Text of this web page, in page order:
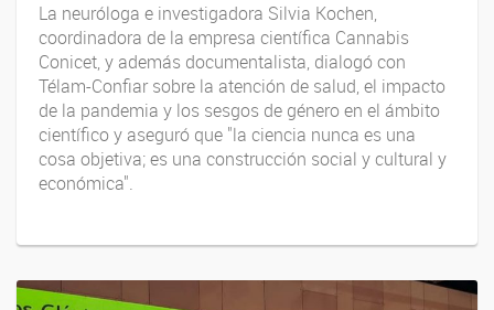
La neuróloga e investigadora Silvia Kochen,
coordinadora de la empresa científica Cannabis
Conicet, y además documentalista, dialogó con
Télam-Confiar sobre la atención de salud, el impacto
de la pandemia y los sesgos de género en el ámbito
científico y aseguró que "la ciencia nunca es una
cosa objetiva; es una construcción social y cultural y
económica".